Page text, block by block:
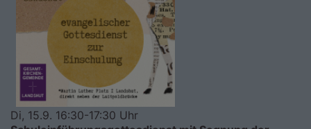
Di, 15.9. 16:30-17:30 Uhr